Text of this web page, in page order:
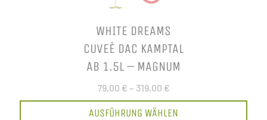
WHITE DREAMS
CUVEÈ DAC KAMPTAL
AB 1.5L – MAGNUM
79,00 € – 319,00 €
AUSFÜHRUNG WÄHLEN